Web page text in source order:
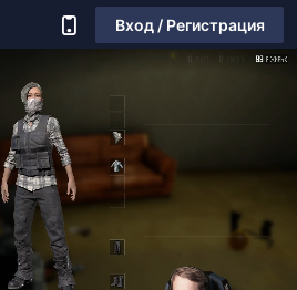
Вход / Регистрация